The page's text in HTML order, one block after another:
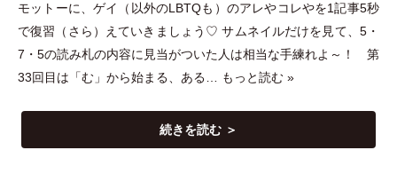
モットーに、ゲイ
（ 以外のLBTQも ） のアレやコレやを1記事5秒
で復習 （ さら ） えていきましょう♡ サムネイルだけを見て、5・
7 ・ 5の読み札の内容に見当がついた人は相当な手練れよ～！ 第
33回目は 「む 」 から始まる、ある… もっと読む »
続きを読む ＞